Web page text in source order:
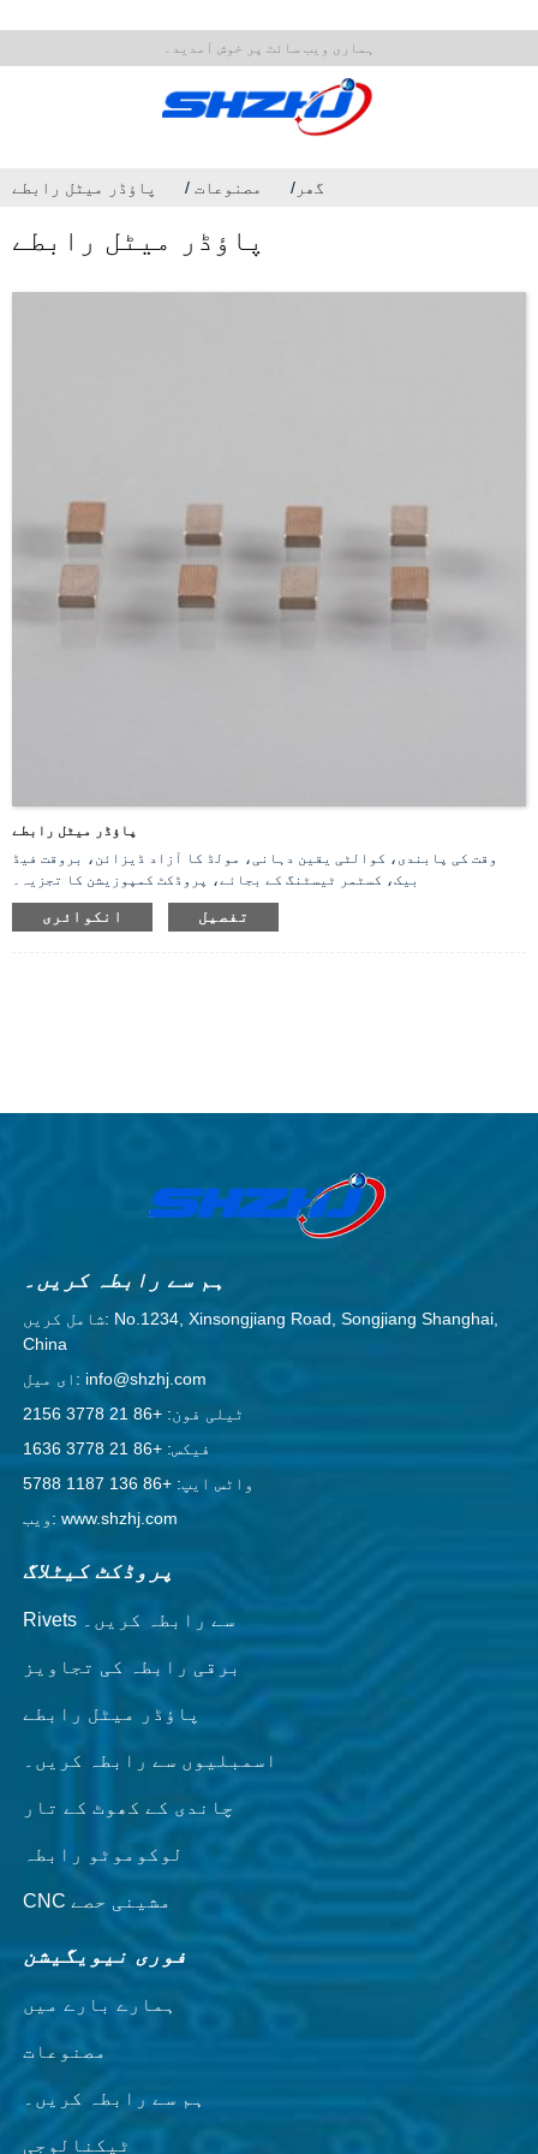
ہماری ویب سائٹ پر خوش آمدید۔
گھر مصنوعات پاؤڈر میٹل رابطے
پاؤڈر میٹل رابطے
پاؤڈر میٹل رابطے
وقت کی پابندی، کوالٹی یقین دہانی، مولڈ کا آزاد ڈیزائن، بروقت فیڈ
بیک، کسٹمر ٹیسٹنگ کے بجائے، پروڈکٹ کمپوزیشن کا تجزیہ۔
انکوائری تفصیل
ہم سے رابطہ کریں۔
شامل کریں: No.1234, Xinsongjiang Road, Songjiang Shanghai,
China
ای میل: info@shzhj.com
ٹیلی فون: +86 21 3778 2156
فیکس: +86 21 3778 1636
واٹس ایپ: +86 136 1187 5788
ویب: www.shzhj.com
پروڈکٹ کیٹلاگ
Rivets سے رابطہ کریں۔
برقی رابطہ کی تجاویز
پاؤڈر میٹل رابطے
اسمبلیوں سے رابطہ کریں۔
چاندی کے کھوٹ کے تار
لوکوموٹو رابطہ
CNC مشینی حصے
فوری نیویگیشن
ہمارے بارے میں
مصنوعات
ہم سے رابطہ کریں۔
ٹیکنالوجی